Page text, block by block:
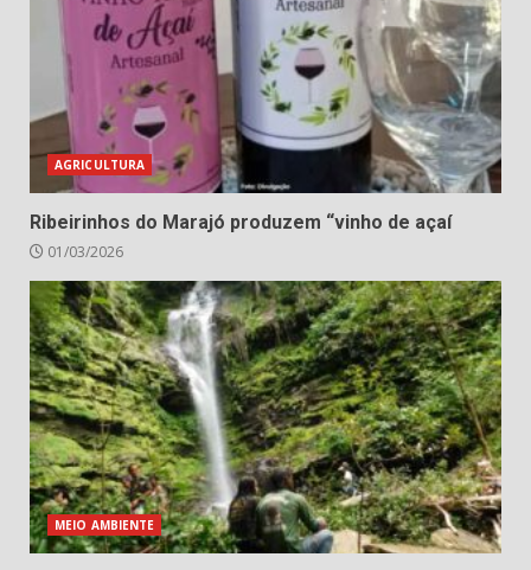
AGRICULTURA
Ribeirinhos do Marajó produzem “vinho de açaí
01/03/2026
MEIO AMBIENTE